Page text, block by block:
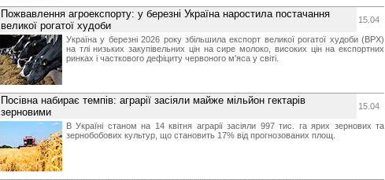
Пожвавлення агроекспорту: у березні Україна наростила постачання
великої рогатої худоби
15.04
Україна у березні 2026 року збільшила експорт великої рогатої худоби (ВРХ)
на тлі низьких закупівельних цін на сире молоко, високих цін на експортних
ринках і часткового дефіциту червоного м'яса у світі.
Посівна набирає темпів: аграрії засіяли майже мільйон гектарів
зерновими
15.04
В Україні станом на 14 квітня аграрії засіяли 997 тис. га ярих зернових та
зернобобових культур, що становить 17% від прогнозованих площ.